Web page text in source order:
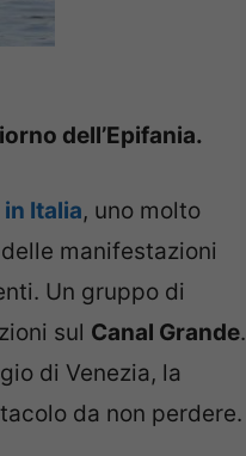
dell’Epifania.
Italia, uno molto
manifestazioni
Un gruppo di
sul Canal Grande.
di Venezia, la
da non perdere.